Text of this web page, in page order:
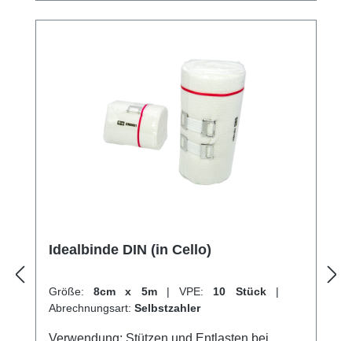
von unserem schnellen Versand und
unserem hervorragenden Kundenservice.
Idealbinde DIN (in Cello)
Größe: 8cm x 5m | VPE: 10 Stück |
Abrechnungsart: Selbstzahler
Verwendung: Stützen und Entlasten bei